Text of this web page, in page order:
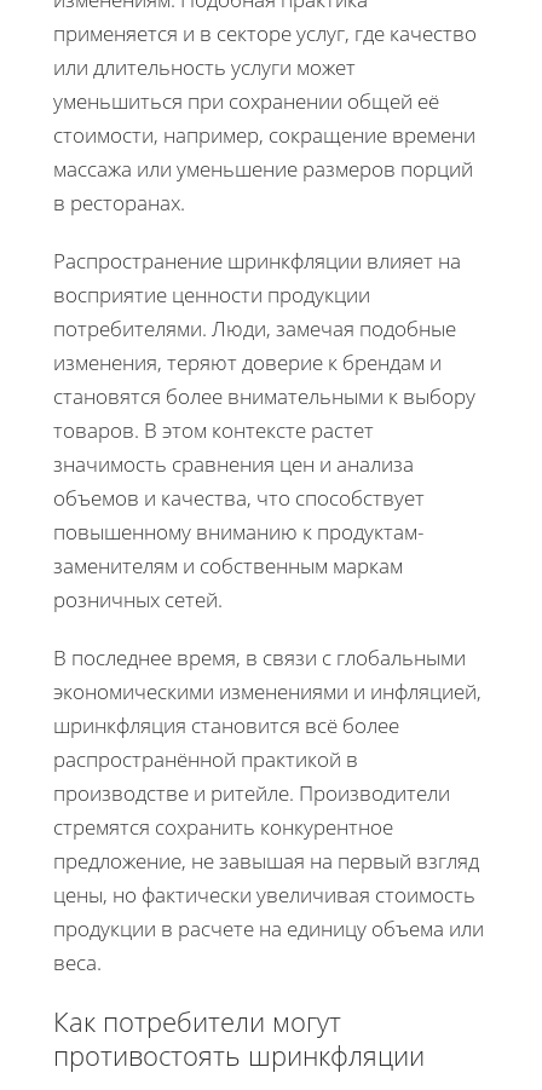
применяется и в секторе услуг, где качество
или длительность услуги может
уменьшиться при сохранении общей её
стоимости, например, сокращение времени
массажа или уменьшение размеров порций
в ресторанах.
Распространение шринкфляции влияет на
восприятие ценности продукции
потребителями. Люди, замечая подобные
изменения, теряют доверие к брендам и
становятся более внимательными к выбору
товаров. В этом контексте растет
значимость сравнения цен и анализа
объемов и качества, что способствует
повышенному вниманию к продуктам-
заменителям и собственным маркам
розничных сетей.
В последнее время, в связи с глобальными
экономическими изменениями и инфляцией,
шринкфляция становится всё более
распространённой практикой в
производстве и ритейле. Производители
стремятся сохранить конкурентное
предложение, не завышая на первый взгляд
цены, но фактически увеличивая стоимость
продукции в расчете на единицу объема или
веса.
Как потребители могут
противостоять шринкфляции